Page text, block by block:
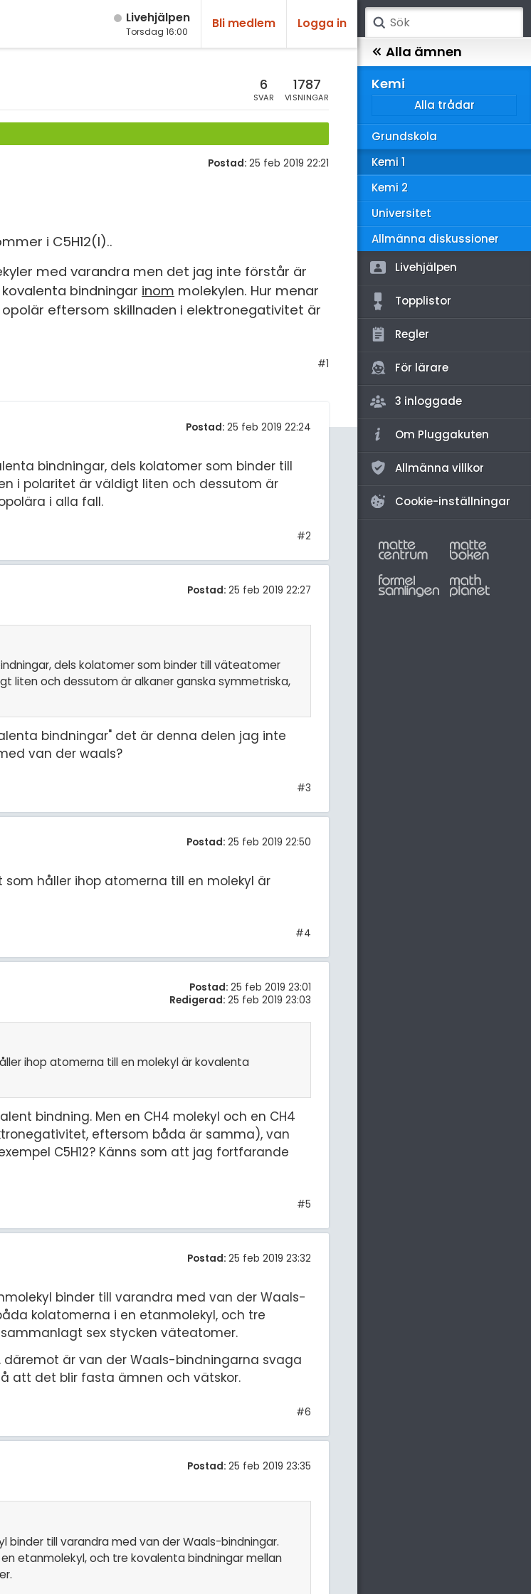
Live­hjälpen
Torsdag 16:00
Bli medlem Logga in
6
SVAR
1787
VISNINGAR
Postad: 25 feb 2019 22:21
i C5H12(l)..
med varandra men det jag inte förstår är
bindningar inom molekylen. Hur menar
eftersom skillnaden i elektronegativitet är
#1
Postad: 25 feb 2019 22:24
bindningar, dels kolatomer som binder till
i polaritet är väldigt liten och dessutom är
i alla fall.
#2
Postad: 25 feb 2019 22:27
dels kolatomer som binder till väteatomer
liten och dessutom är alkaner ganska symmetriska,
bindningar" det är denna delen jag inte
van der waals?
#3
Postad: 25 feb 2019 22:50
som håller ihop atomerna till en molekyl är
#4
Postad: 25 feb 2019 23:01
Redigerad: 25 feb 2019 23:03
ihop atomerna till en molekyl är kovalenta
bindning. Men en CH4 molekyl och en CH4
eftersom båda är samma), van
C5H12? Känns som att jag fortfarande
#5
Postad: 25 feb 2019 23:32
binder till varandra med van der Waals-
kolatomerna i en etanmolekyl, och tre
sex stycken väteatomer.
är van der Waals-bindningarna svaga
att det blir fasta ämnen och vätskor.
#6
Postad: 25 feb 2019 23:35
binder till varandra med van der Waals-bindningar.
etanmolekyl, och tre kovalenta bindningar mellan
Matematik
Kemi
Alla ämnen
Kemi
Alla trådar
Grundskola
Kemi 1
Kemi 2
Universitet
Allmänna diskussioner
Livehjälpen
Topplistor
Regler
För lärare
3 inloggade
Om Pluggakuten
Allmänna villkor
Cookie-inställningar
Biologi
Teknik & Bygg
Fler språk
Samhällsorientering